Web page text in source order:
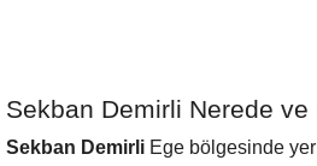
Sekban Demirli Nerede ve
Sekban Demirli Ege bölgesinde